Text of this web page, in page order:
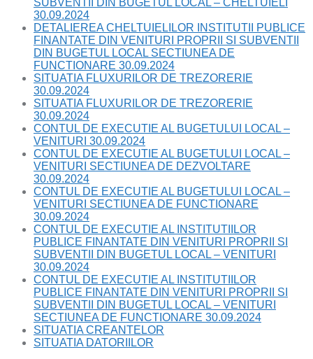
30.09.2024
DETALIEREA CHELTUIELILOR INSTITUTII PUBLICE
FINANTATE DIN VENITURI PROPRII SI SUBVENTII
DIN BUGETUL LOCAL SECTIUNEA DE
FUNCTIONARE 30.09.2024
SITUATIA FLUXURILOR DE TREZORERIE
30.09.2024
SITUATIA FLUXURILOR DE TREZORERIE
30.09.2024
CONTUL DE EXECUTIE AL BUGETULUI LOCAL –
VENITURI 30.09.2024
CONTUL DE EXECUTIE AL BUGETULUI LOCAL –
VENITURI SECTIUNEA DE DEZVOLTARE
30.09.2024
CONTUL DE EXECUTIE AL BUGETULUI LOCAL –
VENITURI SECTIUNEA DE FUNCTIONARE
30.09.2024
CONTUL DE EXECUTIE AL INSTITUTIILOR
PUBLICE FINANTATE DIN VENITURI PROPRII SI
SUBVENTII DIN BUGETUL LOCAL – VENITURI
30.09.2024
CONTUL DE EXECUTIE AL INSTITUTIILOR
PUBLICE FINANTATE DIN VENITURI PROPRII SI
SUBVENTII DIN BUGETUL LOCAL – VENITURI
SECTIUNEA DE FUNCTIONARE 30.09.2024
SITUATIA CREANTELOR
SITUATIA DATORIILOR